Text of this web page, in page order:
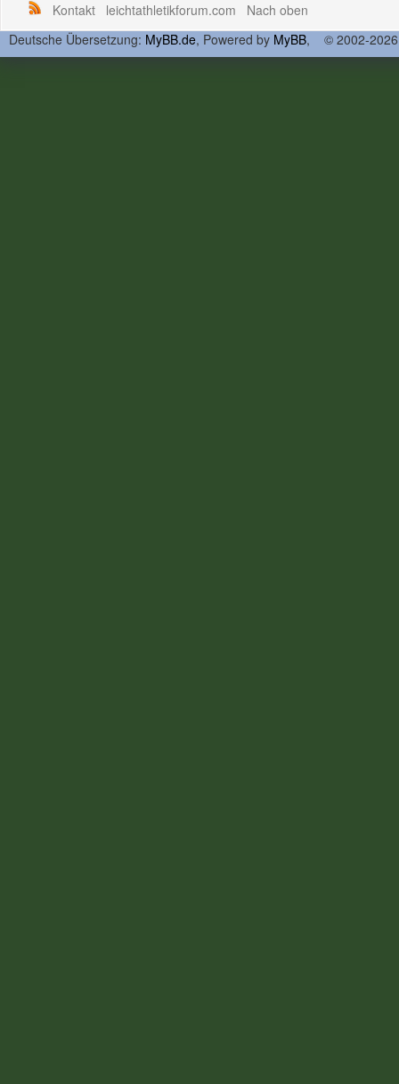
Kontakt leichtathletikforum.com
Nach oben
Deutsche Übersetzung: MyBB.de, Powered by MyBB, © 2002-